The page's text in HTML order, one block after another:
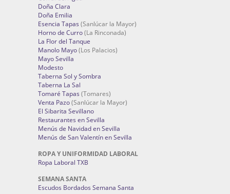
Doña Clara
Doña Emilia
Esencia Tapas (Sanlúcar la Mayor)
Horno de Curro(La Rinconada)
La Flor del Tanque
Manolo Mayo(Los Palacios)
Mayo Sevilla
Modesto
Taberna Sol y Sombra
Taberna La Sal
Tomaré Tapas (Tomares)
Venta Pazo(Sanlúcar la Mayor)
El Sibarita Sevillano
Restaurantes en Sevilla
Menús de Navidad en Sevilla
Menús de San Valentín en Sevilla
ROPA Y UNIFORMIDAD LABORAL
Ropa Laboral TXB
SEMANA SANTA
Escudos Bordados Semana Santa